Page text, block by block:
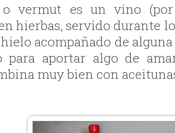
vermut es un vino
hierbas, servido durante
acompañado de
para aportar algo de
muy bien con